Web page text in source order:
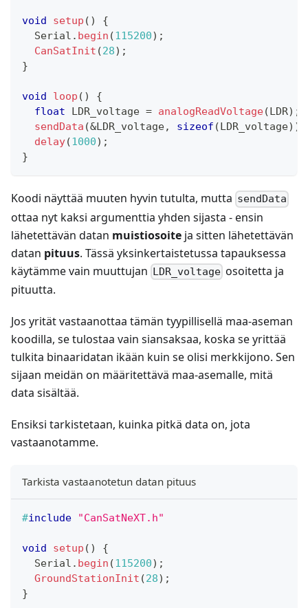
void setup ( )
{
  Serial
. begin (115200) ;
CanSatInit (28) ;
}
void loop ( )
{
float LDR_voltage = analogReadVoltage(LDR) ;
sendData (&LDR_voltage, sizeof (LDR_voltage) )
delay(1000) ;
}
Koodi näyttää muuten hyvin tutulta, mutta sendData
ottaa nyt kaksi argumenttia yhden sijasta - ensin
lähetettävän datan muistiosoite ja sitten lähetettävän
datan pituus. Tässä yksinkertaistetussa tapauksessa
käytämme vain muuttujan LDR_voltage osoitetta ja
pituutta.
Jos yrität vastaanottaa tämän tyypillisellä maa-aseman
koodilla, se tulostaa vain siansaksaa, koska se yrittää
tulkita binaaridatan ikään kuin se olisi merkkijono. Sen
sijaan meidän on määritettävä maa-asemalle, mitä
data sisältää.
Ensiksi tarkistetaan, kuinka pitkä data on, jota
vastaanotamme.
Tarkista vastaanotetun datan pituus
#include "CanSatNeXT.h"
void setup ( )
{
  Serial
. begin (115200) ;
GroundStationInit (28) ;
}